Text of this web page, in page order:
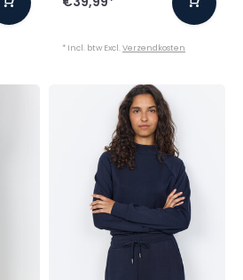
* Incl. btw Excl. Verzendkosten